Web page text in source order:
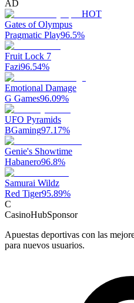
AD
HOT
Gates of Olympus
Pragmatic Play96.5%
Fruit Lock 7
Fazi96.54%
Emotional Damage
G Games96.09%
UFO Pyramids
BGaming97.17%
Genie's Showtime
Habanero96.8%
Samurai Wildz
Red Tiger95.89%
C
CasinoHubSponsor
Apuestas deportivas con las
para nuevos usuarios.